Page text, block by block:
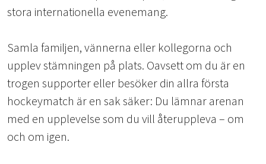
stora internationella evenemang.
Samla familjen, vännerna eller kollegorna och
upplev stämningen på plats. Oavsett om du är en
trogen supporter eller besöker din allra första
hockeymatch är en sak säker: Du lämnar arenan
med en upplevelse som du vill återuppleva – om
och om igen.